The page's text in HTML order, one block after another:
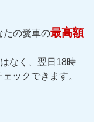
たの愛車の最高額
なく、翌日18時
ックできます。